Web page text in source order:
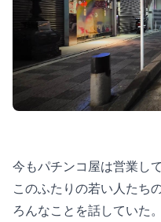
今もパチンコ屋は営業し
このふたりの若い人たち
ろんなことを話していた